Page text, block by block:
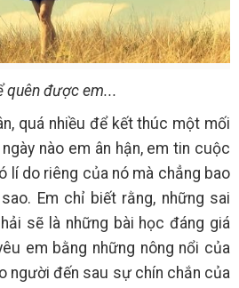
quên được em...
quá nhiều để kết thúc một mối
nào em ân hận, em tin cuộc
lí do riêng của nó mà chẳng bao
Em chỉ biết rằng, những sai
sẽ là những bài học đáng giá
em bằng những nông nổi của
người đến sau sự chín chắn của